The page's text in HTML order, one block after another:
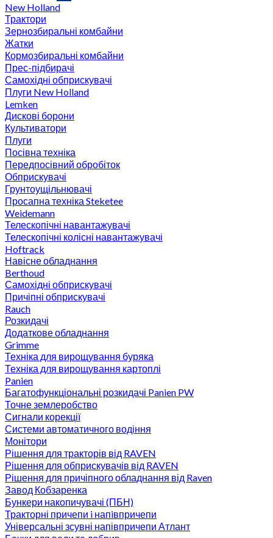
New Holland
Трактори
Зернозбиральні комбайни
Жатки
Кормозбиральні комбайни
Прес-підбирачі
Самохідні обприскувачі
Плуги New Holland
Lemken
Дискові борони
Культиватори
Плуги
Посівна техніка
Передпосівний обробіток
Обприскувачі
Грунтоущільнювачі
Просапна техніка Steketee
Weidemann
Телескопічні навантажувачі
Телескопічні колісні навантажувачі
Hoftrack
Навісне обладнання
Berthoud
Самохідні обприскувачі
Причіпні обприскувачі
Rauch
Розкидачі
Додаткове обладнання
Grimme
Техніка для вирощування буряка
Техніка для вирощування картоплі
Panien
Багатофункціональні розкидачі Panien PW
Точне землеробство
Сигнали корекції
Системи автоматичного водіння
Монітори
Рішення для тракторів від RAVEN
Рішення для обприскувачів від RAVEN
Рішення для причіпного обладнання від Raven
Завод Кобзаренка
Бункери накопичувачі (ПБН)
Тракторні причепи i напiвпричепи
Універсальні зсувні напівпричепи Атлант